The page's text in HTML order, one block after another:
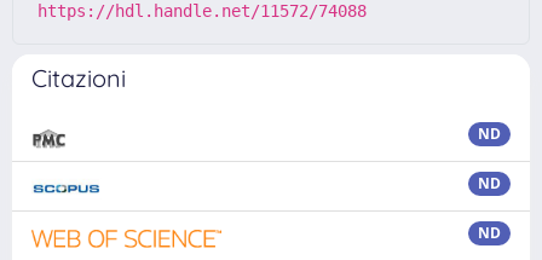
https://hdl.handle.net/11572/74088
Citazioni
ND
ND
ND